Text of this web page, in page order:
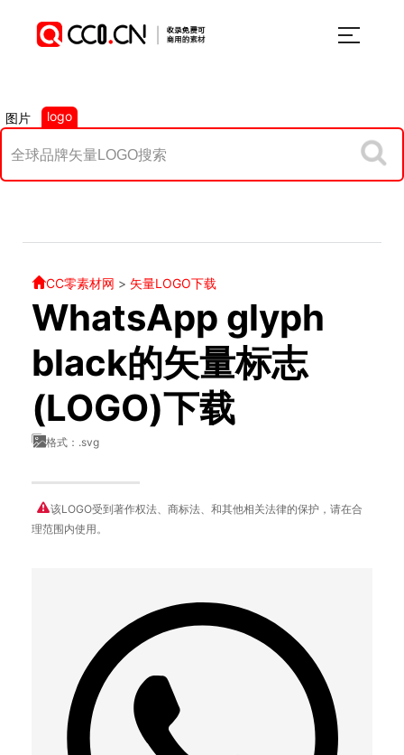
图片 logo
CC零素材网 > 矢量LOGO下载
WhatsApp glyph
black的矢量标志
(LOGO)下载
格式：.svg
该LOGO受到著作权法、商标法、和其他相关法律的保护，请在合
理范围内使用。